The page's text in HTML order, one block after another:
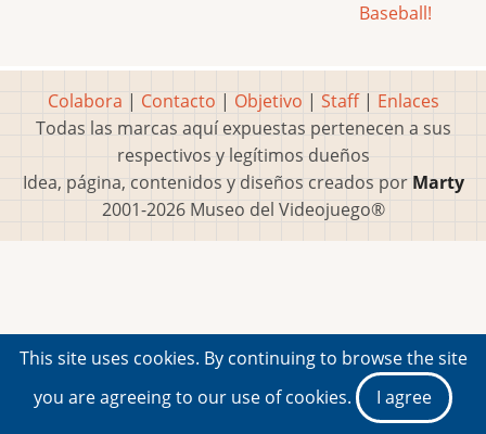
Baseball!
Colabora | Contacto | Objetivo | Staff| Enlaces
Todas las marcas aquí expuestas pertenecen a sus
respectivos y legítimos dueños
Idea, página, contenidos y diseños creados por Marty
2001-2026 Museo del Videojuego®
This site uses cookies. By continuing to browse the site
you are agreeing to our use of cookies.
I agree